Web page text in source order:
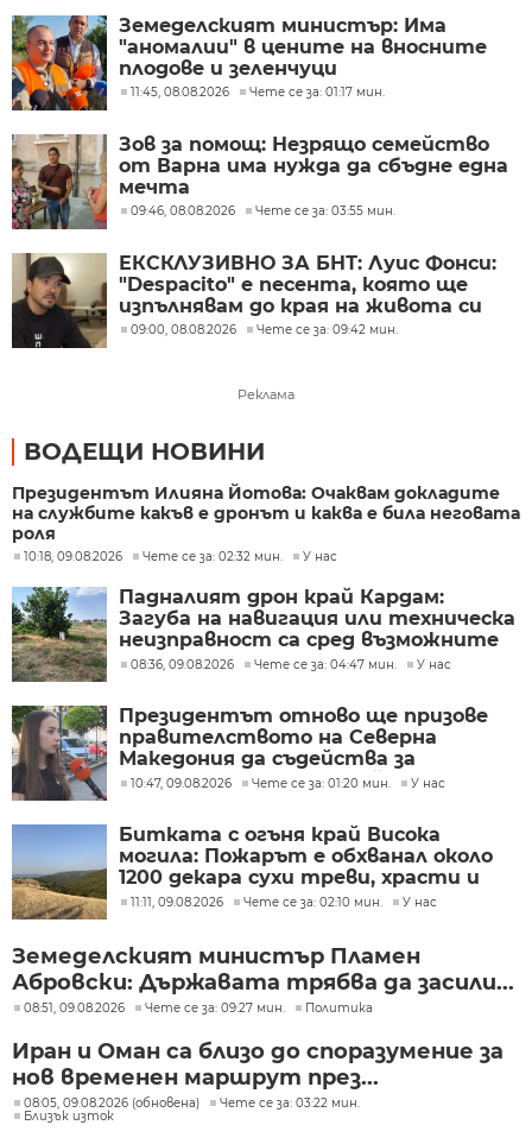
Земеделският министър: Има
"аномалии" в цените на вносните
плодове и зеленчуци
11:45, 08.08.2026 Чете се за: 01:17 мин.
Зов за помощ: Незрящо семейство
от Варна има нужда да сбъдне една
мечта
09:46, 08.08.2026 Чете се за: 03:55 мин.
ЕКСКЛУЗИВНО ЗА БНТ: Луис Фонси:
"Despacito" е песента, която ще
изпълнявам до края на живота си
09:00, 08.08.2026 Чете се за: 09:42 мин.
Реклама
ВОДЕЩИ НОВИНИ
Президентът Илияна Йотова: Очаквам докладите
на службите какъв е дронът и каква е била неговата
роля
10:18, 09.08.2026 Чете се за: 02:32 мин. У нас
Падналият дрон край Кардам:
Загуба на навигация или техническа
неизправност са сред възможните
причини
08:36, 09.08.2026 Чете се за: 04:47 мин. У нас
Президентът отново ще призове
правителството на Северна
Македония да съдейства за
лечението на Ива Михайлова
10:47, 09.08.2026 Чете се за: 01:20 мин. У нас
Битката с огъня край Висока
могила: Пожарът е обхванал около
1200 декара сухи треви, храсти и
дъбова гора
11:11, 09.08.2026 Чете се за: 02:10 мин. У нас
Земеделският министър Пламен
Абровски: Държавата трябва да засили...
08:51, 09.08.2026 Чете се за: 09:27 мин. Политика
Иран и Оман са близо до споразумение за
нов временен маршрут през...
08:05, 09.08.2026 (обновена)
Чете се за: 03:22 мин.
Близък изток